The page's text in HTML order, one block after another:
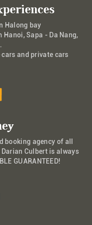
Halong bay
Sapa - Da Nang,
and private cars
booking agency of all
Culbert is always
GUARANTEED!